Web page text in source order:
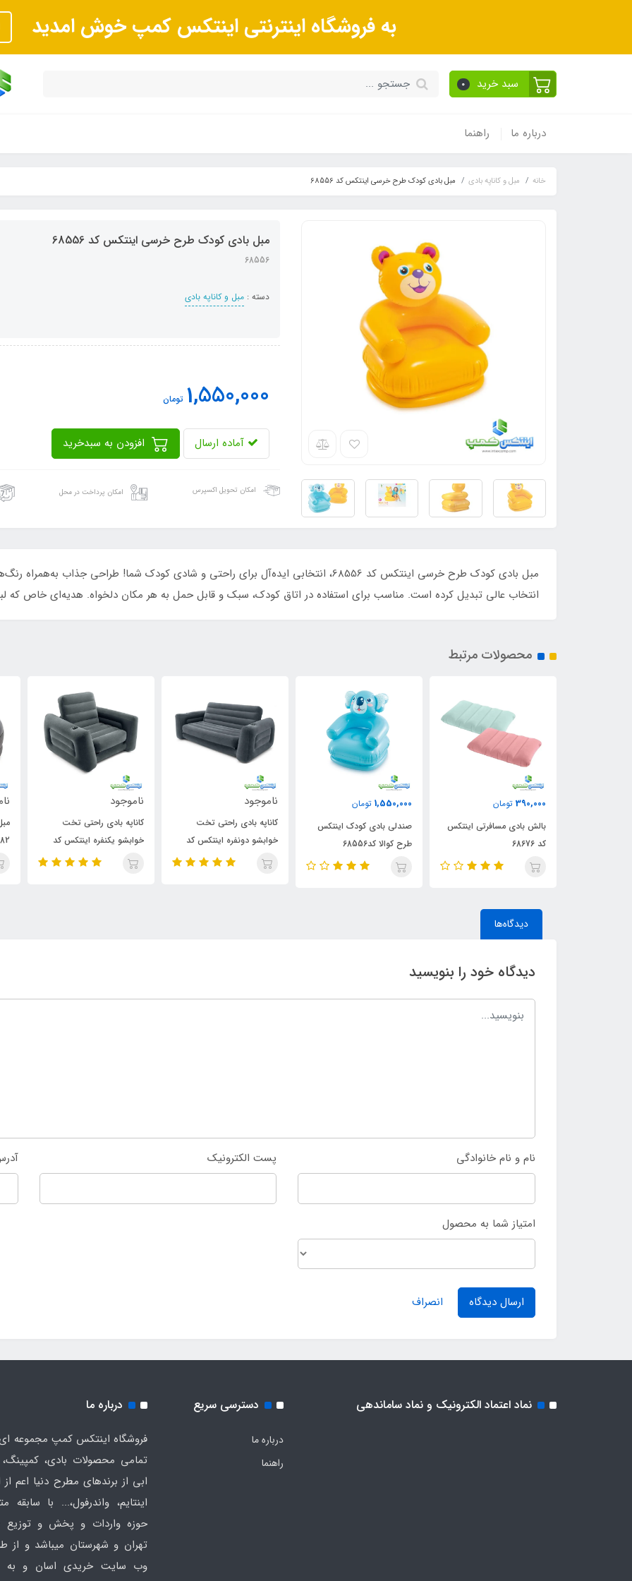
به فروشگاه اینترنتی اینتکس کمپ خوش امدید
سبد خرید 0
درباره ما راهنما
خانه مبل و کاناپه بادی مبل بادی کودک طرح خرسی اینتکس کد 68556
مبل بادی کودک طرح خرسی اینتکس کد 68556
68556
دسته : مبل و کاناپه بادی
1,550,000 تومان
آماده ارسال
امکان تحویل اکسپرس امکان پرداخت در محل
مبل بادی کودک طرح خرسی اینتکس کد 68556، انتخابی ایده‌آل برای راحتی و شادی کودک شما! طراحی
انتخاب عالی تبدیل کرده است. مناسب برای استفاده در اتاق کودک، سبک و قابل حمل به هر مکان دلخواه. هدیه‌ای خاص که
محصولات مرتبط
1,550,000 تومان
صندلی بادی کودک اینتکس
طرح کوالا کد68556
ناموجود
کاناپه بادی راحتی تخت
خوابشو دونفره اینتکس کد
ناموجود
کاناپه بادی راحتی تخت
خوابشو یکنفره اینتکس کد
66551
ناموجود
مبل بادی صدفی اینتکس کد
68582
دیدگاه‌ها
دیدگاه خود را بنویسید
نام و نام خانوادگی پست الکترونیک
امتیاز شما به محصول
ارسال دیدگاه انصراف
نماد اعتماد الکترونیک و نماد ساماندهی دسترسی سریع
درباره ما
راهنما
درباره ما
فروشگاه اینتکس کمپ مجموعه
تمامی محصولات بادی،
ابی از برندهای مطرح دنیا اعم
اینتایم، واندرفول،... با سابقه
حوزه واردات و پخش و توزیع
تهران و شهرستان میباشد و از
وب سایت خریدی اسان و به